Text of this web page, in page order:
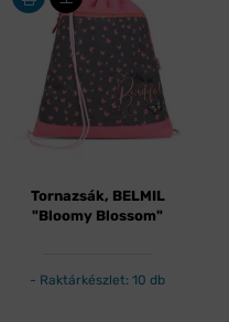
Tornazsák, BELMIL
"Bloomy Blossom"
Raktárkészlet: 10 db